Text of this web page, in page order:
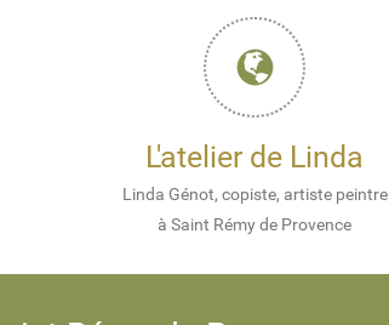
L'atelier de Linda
Linda Génot, copiste, artiste peintre
à Saint Rémy de Provence